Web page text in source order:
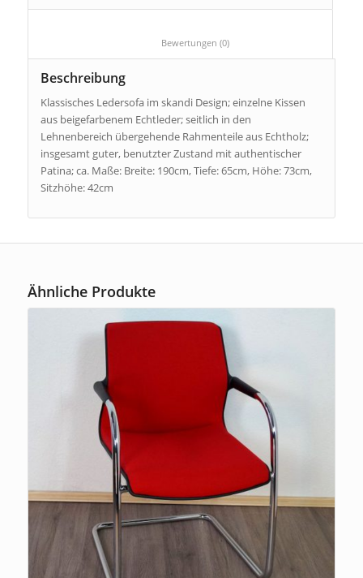
						Bewertungen (0)
Beschreibung
Klassisches Ledersofa im skandi Design; einzelne Kissen
aus beigefarbenem Echtleder; seitlich in den
Lehnenbereich übergehende Rahmenteile aus Echtholz;
insgesamt guter, benutzter Zustand mit authentischer
Patina; ca. Maße: Breite: 190cm, Tiefe: 65cm, Höhe: 73cm,
Sitzhöhe: 42cm
Ähnliche Produkte